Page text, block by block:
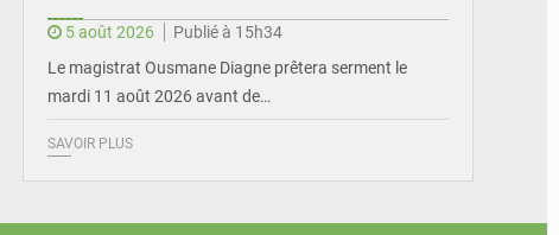
5 août 2026
Publié à 15h34
Le magistrat Ousmane Diagne prêtera serment le
mardi 11 août 2026 avant de…
SAVOIR PLUS